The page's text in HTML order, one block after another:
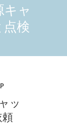
キャ
検
ッ